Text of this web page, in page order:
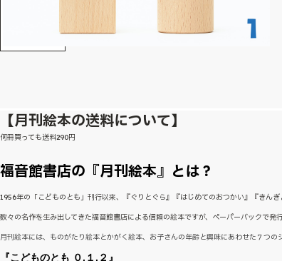
【月刊絵本の送料について】
何冊買っても送料290円
福音館書店の『月刊絵本』とは？
1956年の「こどものとも」刊行以来、『ぐりとぐら』『はじめてのおつかい』『きん
数々の名作を生み出してきた福音館書店による信頼の絵本ですが、ペーパーバックで発
月刊絵本には、ものがたり絵本とかがく絵本、お子さんの年齢と興味にあわせた７つの
『こどものとも ０.１.２』